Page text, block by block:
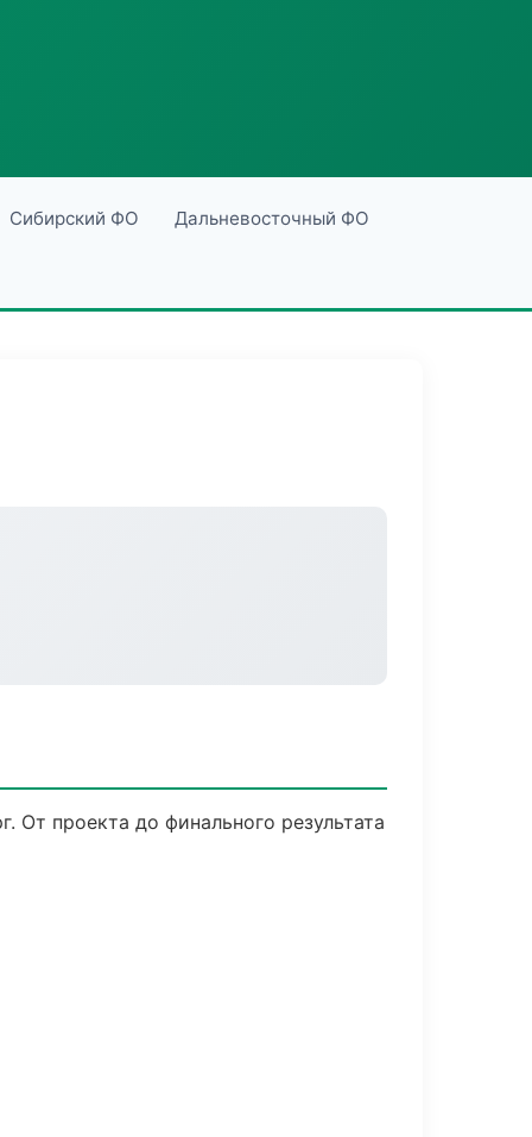
Сибирский ФО Дальневосточный ФО
проекта до финального результата